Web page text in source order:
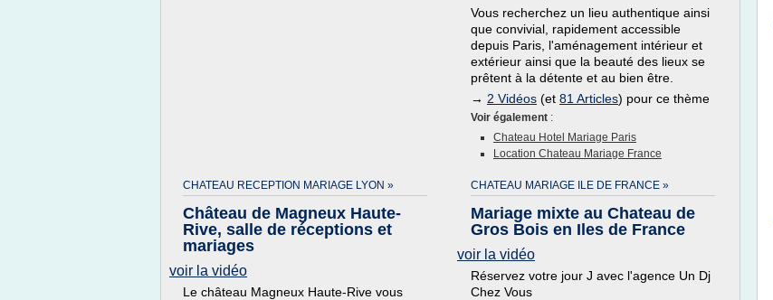
Vous recherchez un lieu authentique ainsi
que convivial, rapidement accessible
depuis Paris, l'aménagement intérieur et
extérieur ainsi que la beauté des lieux se
prêtent à la détente et au bien être.
→ 2 Vidéos (et 81 Articles) pour ce thème
Voir également :
Chateau Hotel Mariage Paris
Location Chateau Mariage France
CHATEAU RECEPTION MARIAGE LYON »
Château de Magneux Haute-
Rive, salle de réceptions et
mariages
voir la vidéo
Le château Magneux Haute-Rive vous
CHATEAU MARIAGE ILE DE FRANCE »
Mariage mixte au Chateau de
Gros Bois en Iles de France
voir la vidéo
Réservez votre jour J avec l'agence Un Dj
Chez Vous